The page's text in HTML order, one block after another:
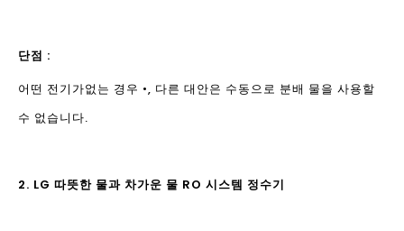
단점 :
어떤 전기가없는 경우 •, 다른 대안은 수동으로 분배 물을 사용할
수 없습니다.
2. LG 따뜻한 물과 차가운 물 RO 시스템 정수기